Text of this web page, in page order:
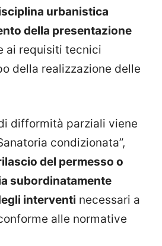
urbanistica
della presentazione
ai requisiti tecnici
della realizzazione delle
difformità parziali viene
condizionata”,
del permesso o
subordinatamente
interventi necessari a
alle normative